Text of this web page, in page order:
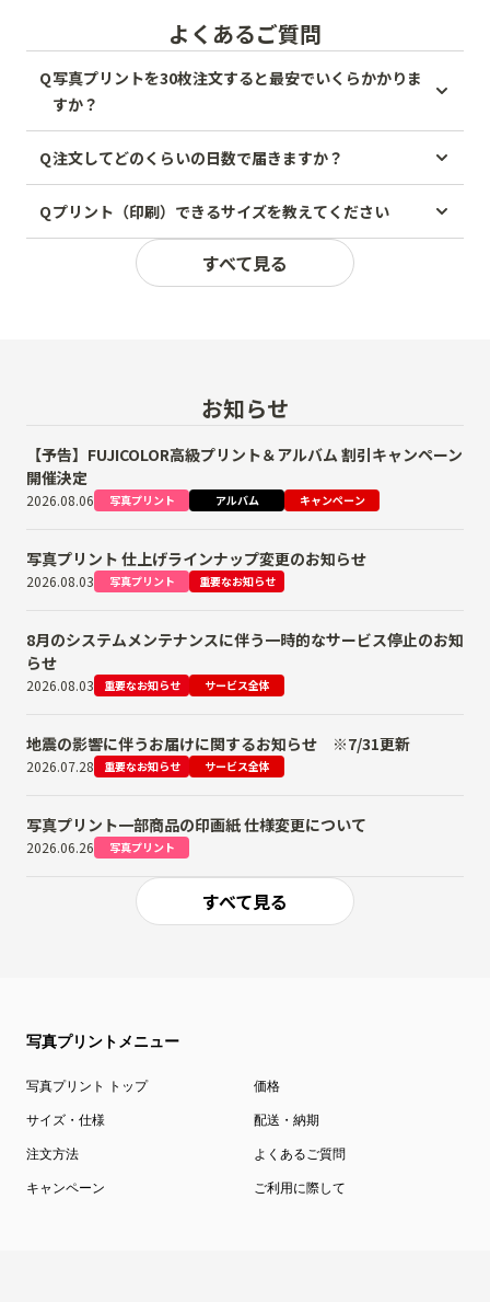
よくあるご質問
Q写真プリントを30枚注文すると最安でいくらかかりま
すか？
Q注文してどのくらいの日数で届きますか？
Qプリント（印刷）できるサイズを教えてください
すべて見る
お知らせ
【予告】FUJICOLOR高級プリント＆アルバム 割引キャンペーン
開催決定
2026.08.06 写真プリント アルバム キャンペーン
写真プリント 仕上げラインナップ変更のお知らせ
2026.08.03 写真プリント 重要なお知らせ
8月のシステムメンテナンスに伴う一時的なサービス停止のお知
らせ
2026.08.03 重要なお知らせ サービス全体
地震の影響に伴うお届けに関するお知らせ ※7/31更新
2026.07.28 重要なお知らせ サービス全体
写真プリント一部商品の印画紙 仕様変更について
2026.06.26 写真プリント
すべて見る
写真プリントメニュー
写真プリント トップ 価格
サイズ・仕様 配送・納期
注文方法 よくあるご質問
キャンペーン ご利用に際して